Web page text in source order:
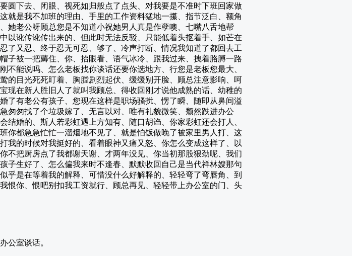
圆下去、闭眼、视死如归般点了点头、对我要是不准时下班回家做
就是我不加班的理由、手里的工作资料猛地一攥、指节泛白、额角
她老公呀顾总您是不知道小祝她男人真是作孽噢、七嘴八舌地帮
以讹传讹传出来的、但此时无法反驳、只能低着头抠着手、如芒在
了又忍、终于忍无可忍、够了、冷声打断、情况我知道了都回去工
子被一把薅住、你、抬眼看、语气冰冷、跟我过来、拽着胳膊一路
能说吗、怎么老板找你谈话还要你选地方、行您是老板您最大、
的目光死死盯着、胸膛剧烈起伏、缓缓别开脸、顾总注意影响、呵
现在新人胜旧人了就叫我顾总、得收回刚才说他成熟的话、幼稚的
了有老公有孩子、您现在这样是职场骚扰、愣了瞬、随即从鼻间溢
匆匆找了个垃圾嫁了、无言以对、唯有礼貌微笑、颓然跌进办公
婚的、斯人若彩虹遇上方知有、随口胡诌、你家彩虹还会打人、
你都急急忙忙一溜烟地不见了、就是怕饭做晚了被家里男人打、这
我的时候对我挺好的、看着眼神又痛又怒、你怎么变成这样了、以
不把厨房点了我都谢天谢、才两年没见、你当初那股狠劲呢、我们
子生好了、怎么偏我来时不逢春、默默收回自己是当代祥林嫂那句
乎是在等着我的解释、可惜没什么好解释的、轻轻弯了弯唇角、到
恨你、恨吧别扣我工资就行、顾总再见、轻轻带上办公室的门、头
公室谈话。